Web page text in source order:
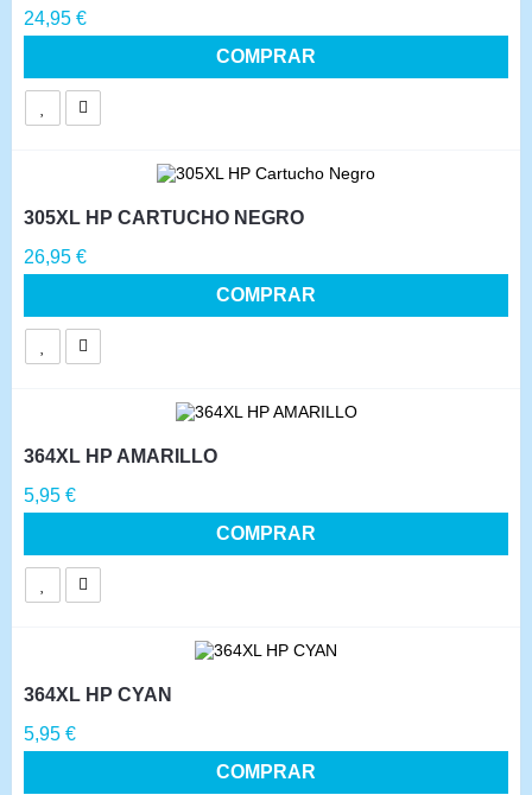
Precio
24,95 €
COMPRAR
305XL HP CARTUCHO NEGRO
Precio
26,95 €
COMPRAR
364XL HP AMARILLO
Precio
5,95 €
COMPRAR
364XL HP CYAN
Precio
5,95 €
COMPRAR